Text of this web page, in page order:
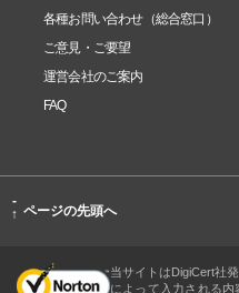
・クレジットカード決済
・前払い銀行振込（
ご注文内容詳細ページよ
各種お問い合わせ（総合窓口）
ご意見・ご要望
運営会社のご案内
FAQ
-
↑ ページの先頭へ
当サイトはDigiCert社
によって入力される内